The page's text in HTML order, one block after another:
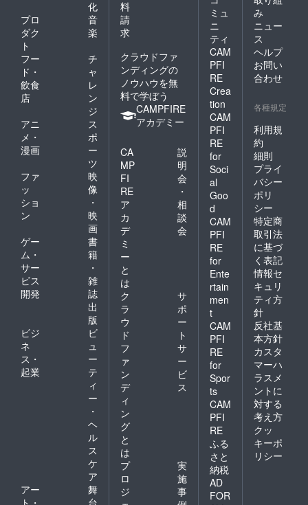
化
プロ
ダク
ト
音
楽
フー
ド・
飲食
店
チ
ャ
レ
ン
ジ
アニ
メ・
漫画
ス
ポ
ー
ツ
ファ
ッ
ショ
ン
映
像
・
映
画
ゲー
ム・
サー
ビス
開発
書
籍
・
雑
誌
出
版
ビジ
ネ
ス・
起業
ビ
ュ
ー
テ
ィ
ー
・
ヘ
ル
ス
ケ
ア
アー
舞
料
請
求
クラウドファ
ンディングの
ノウハウを無
料で学ぼう
CAMPFIRE
アカデミー
CA
MP
FI
RE
ア
カ
デ
ミ
ー
と
は
説
明
会
・
相
談
会
ク
ラ
ウ
ド
フ
ァ
ン
デ
ィ
ン
グ
と
は
サ
ポ
ー
ト
サ
ー
ビ
ス
プ
ロ
ジ
実
施
事
ミュ
ニ
ティ
CAM
PFI
RE
Crea
tion
CAM
PFI
RE
for
Soci
al
Goo
d
CAM
PFI
RE
for
Ente
rtain
men
t
CAM
PFI
RE
for
Spor
ts
CAM
PFI
RE
ふる
さと
納税
AD
FOR
み
ニュー
ス
ヘルプ
お問い
合わせ
各種規定
利用規
約
細則
プライ
バシー
ポリ
シー
特定商
取引法
に基づ
く表記
情報セ
キュリ
ティ方
針
反社基
本方針
カスタ
マーハ
ラスメ
ントに
対する
考え方
クッ
キーポ
リシー